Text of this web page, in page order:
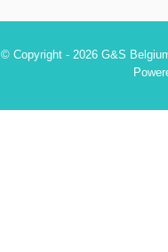
© Copyright - 2026 G&S